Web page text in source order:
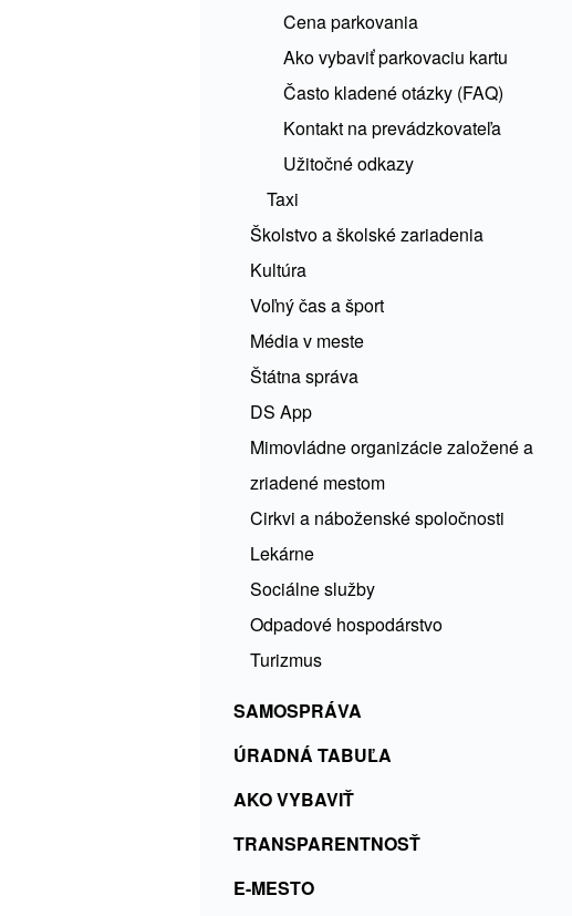
Cena parkovania
Ako vybaviť parkovaciu kartu
Často kladené otázky (FAQ)
Kontakt na prevádzkovateľa
Užitočné odkazy
Taxi
Školstvo a školské zariadenia
Kultúra
Voľný čas a šport
Média v meste
Štátna správa
DS App
Mimovládne organizácie založené a
zriadené mestom
Cirkvi a náboženské spoločnosti
Lekárne
Sociálne služby
Odpadové hospodárstvo
Turizmus
SAMOSPRÁVA
ÚRADNÁ TABUĽA
AKO VYBAVIŤ
TRANSPARENTNOSŤ
E-MESTO